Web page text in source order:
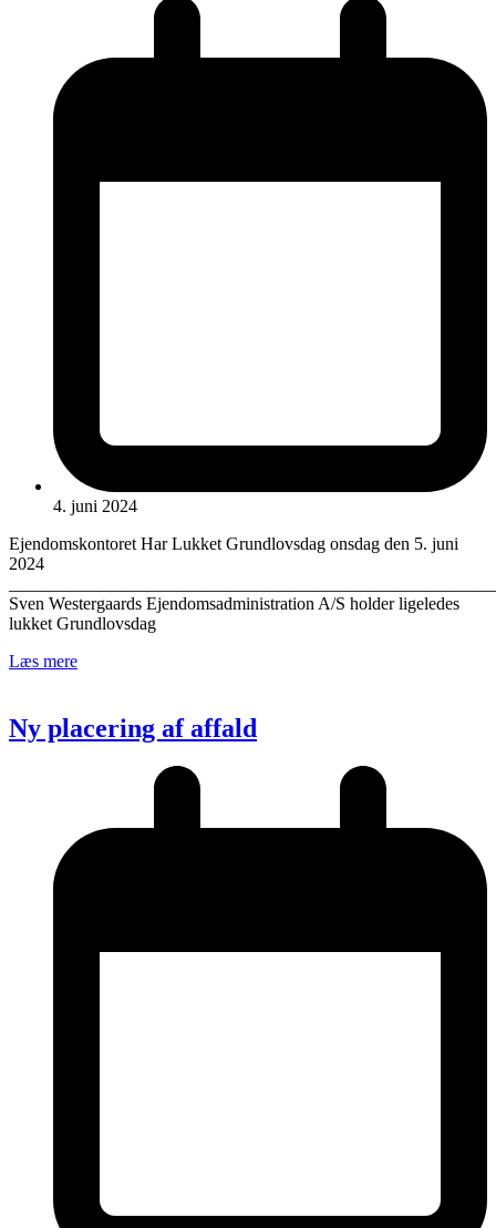
4. juni 2024
Ejendomskontoret Har Lukket Grundlovsdag onsdag den 5. juni
2024
Sven Westergaards Ejendomsadministration A/S holder ligeledes
lukket Grundlovsdag
Læs mere
Ny placering af affald